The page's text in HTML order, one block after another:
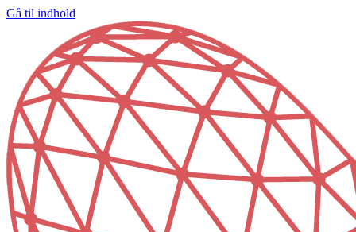
Gå til indhold